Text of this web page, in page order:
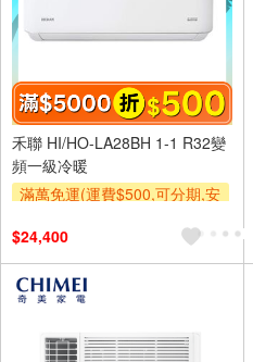
禾聯 HI/HO-LA28BH 1-1 R32變
頻一級冷暖
滿萬免運(運費$500,可分期,安
及使用6期以上分期0利率,需付
基本安裝運費)
滿額折$500
$24,400